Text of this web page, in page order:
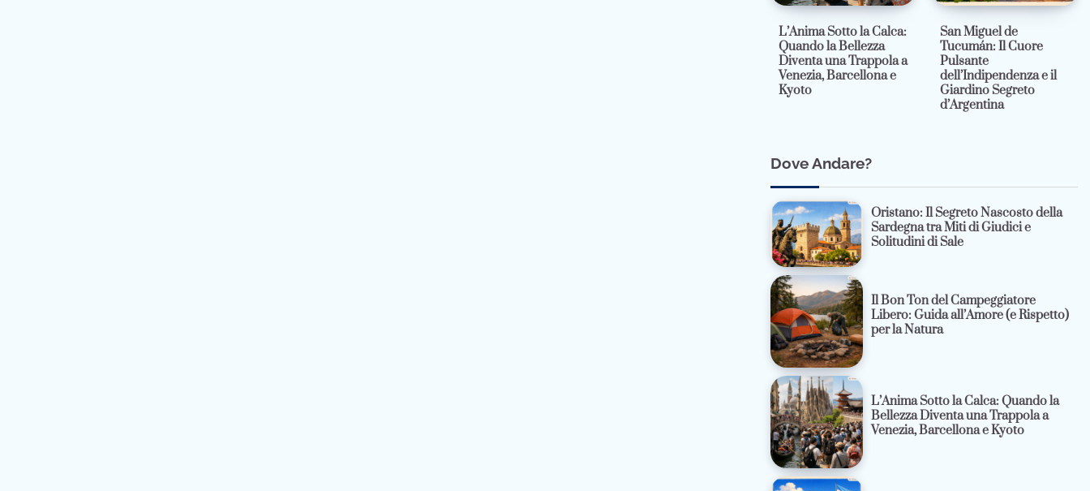
L’Anima Sotto la Calca:
Quando la Bellezza
Diventa una Trappola a
Venezia, Barcellona e
Kyoto
San Miguel de
Tucumán: Il Cuore
Pulsante
dell’Indipendenza e il
Giardino Segreto
d’Argentina
Dove Andare?
Oristano: Il Segreto Nascosto della
Sardegna tra Miti di Giudici e
Solitudini di Sale
Il Bon Ton del Campeggiatore
Libero: Guida all’Amore (e Rispetto)
per la Natura
L’Anima Sotto la Calca: Quando la
Bellezza Diventa una Trappola a
Venezia, Barcellona e Kyoto